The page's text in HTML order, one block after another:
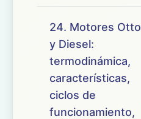
🎧 En este episodio
abordamos el tema 25
oposiciones de
Mantenimiento de
Vehículos, centrado en
los motores W...
24. Motores Otto
y Diesel:
termodinámica,
características,
ciclos de
funcionamiento,